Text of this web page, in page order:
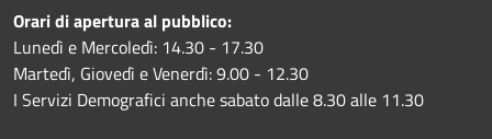
Orari di apertura al pubblico:
Lunedì e Mercoledì: 14.30 - 17.30
Martedì, Giovedì e Venerdì: 9.00 - 12.30
I Servizi Demografici anche sabato dalle 8.30 alle 11.30